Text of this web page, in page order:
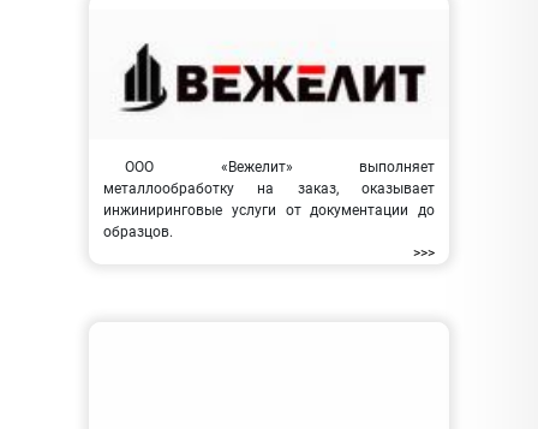
ООО «Вежелит» выполняет
металлообработку на заказ, оказывает
инжиниринговые услуги от документации до
образцов.
>>>